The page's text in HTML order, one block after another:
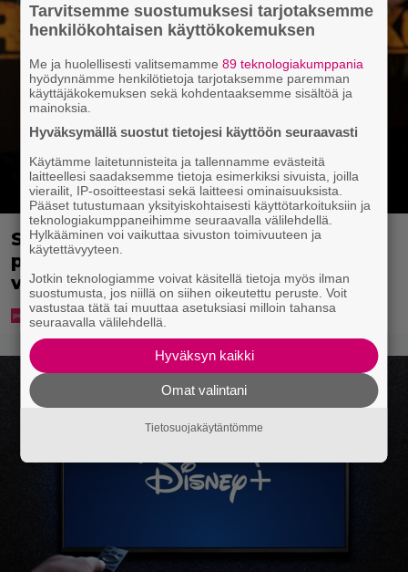
Sonja Aiello hullaantui elämään
pienellä paikkakunnalla – ”Voi ottaa
vaikka ilman yläosaa aurinkoa”
Tarvitsemme suostumuksesi tarjotaksemme
henkilökohtaisen käyttökokemuksen
Me ja huolellisesti valitsemamme89 teknologiakumppania
hyödynnämme henkilötietoja tarjotaksemme paremman
käyttäjäkokemuksen sekä kohdentaaksemme sisältöä ja
mainoksia.
Hyväksymällä suostut tietojesi käyttöön seuraavasti
Käytämme laitetunnisteita ja tallennamme evästeitä
laitteellesi saadaksemme tietoja esimerkiksi sivuista, joilla
vierailit, IP-osoitteestasi sekä laitteesi ominaisuuksista.
Pääset tutustumaan yksityiskohtaisesti käyttötarkoituksiin ja
teknologiakumppaneihimme seuraavalla välilehdellä.
Hylkääminen voi vaikuttaa sivuston toimivuuteen ja
käytettävyyteen.
Jotkin teknologiamme voivat käsitellä tietoja myös ilman
suostumusta, jos niillä on siihen oikeutettu peruste. Voit
vastustaa tätä tai muuttaa asetuksiasi milloin tahansa
seuraavalla välilehdellä.
Hyväksyn kaikki
Omat valintani
Tietosuojakäytäntömme